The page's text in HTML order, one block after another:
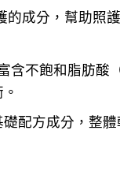
的成分，幫助照
含不飽和脂肪酸
配方成分，整